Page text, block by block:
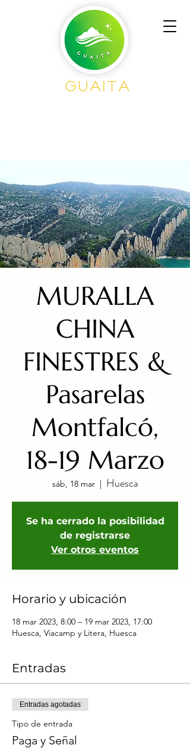
GUAITA
MURALLA
CHINA
FINESTRES &
Pasarelas
Montfalcó,
18-19 Marzo
sáb, 18 mar
  |
Huesca
Se ha cerrado la posibilidad
de registrarse
Ver otros eventos
Horario y ubicación
18 mar 2023, 8:00 – 19 mar 2023, 17:00
Huesca, Viacamp y Litera, Huesca
Entradas
Entradas agotadas
Tipo de entrada
Paga y Señal